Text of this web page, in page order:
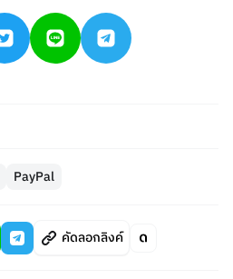
PayPal
คัดลอกลิงค์